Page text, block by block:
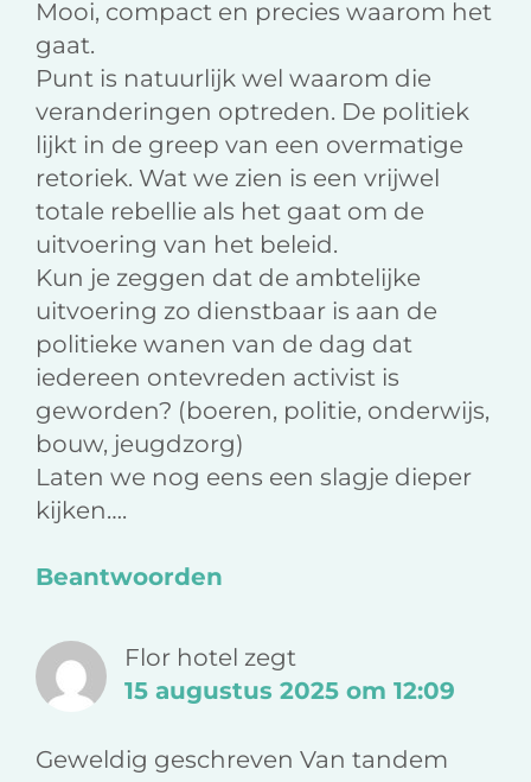
o
I
n
l
Mooi, compact en precies waarom het
gaat.
Punt is natuurlijk wel waarom die
veranderingen optreden. De politiek
lijkt in de greep van een overmatige
retoriek. Wat we zien is een vrijwel
totale rebellie als het gaat om de
uitvoering van het beleid.
Kun je zeggen dat de ambtelijke
uitvoering zo dienstbaar is aan de
politieke wanen van de dag dat
iedereen ontevreden activist is
geworden? (boeren, politie, onderwijs,
bouw, jeugdzorg)
Laten we nog eens een slagje dieper
kijken….
Beantwoorden
Flor hotel zegt
15 augustus 2025 om 12:09
Geweldig geschreven Van tandem